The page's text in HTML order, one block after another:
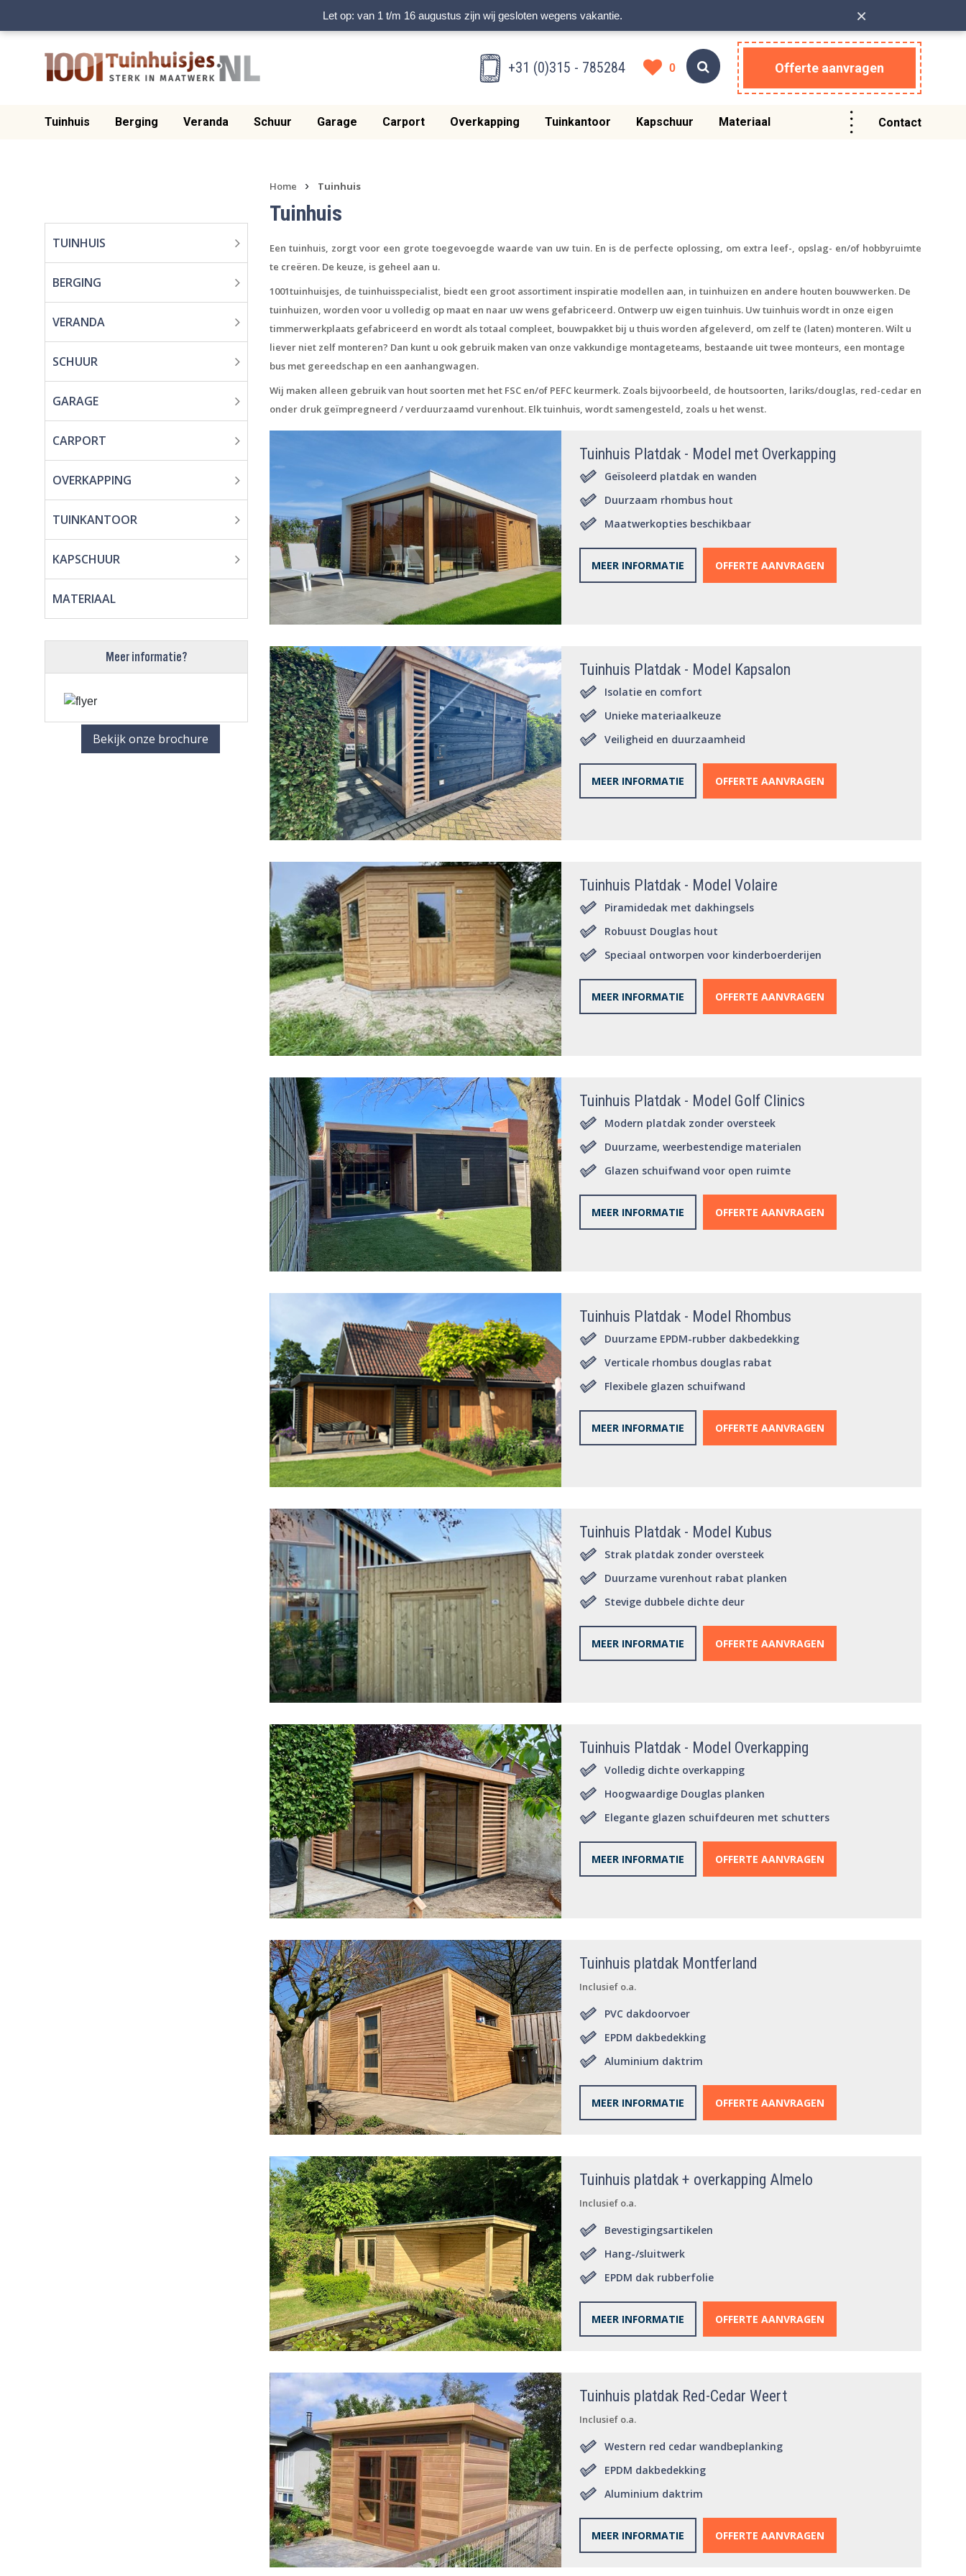
Let op: van 1 t/m 16 augustus zijn wij gesloten wegens vakantie. ×
+31 (0)315 - 785284 0 Offerte aanvragen
Tuinhuis Berging Veranda Schuur Garage Carport Overkapping Tuinkantoor Kapschuur Materiaal Contact
TUINHUIS
BERGING
VERANDA
SCHUUR
GARAGE
CARPORT
OVERKAPPING
TUINKANTOOR
KAPSCHUUR
MATERIAAL
Meer informatie?
Bekijk onze brochure
Home › Tuinhuis
Tuinhuis
Een tuinhuis, zorgt voor een grote toegevoegde waarde van uw tuin. En is de perfecte oplossing, om extra leef-, opslag- en/of hobbyruimte
te creëren.De keuze, is geheel aan u.
1001tuinhuisjes, de tuinhuisspecialist, biedt een groot assortiment inspiratie modellen aan, in tuinhuizen en andere houten bouwwerken. De
tuinhuizen, worden voor u volledig op maat en naar uw wens gefabriceerd. Ontwerp uw eigen tuinhuis. Uw tuinhuis wordt in onze eigen
timmerwerkplaats gefabriceerd en wordt als totaal compleet, bouwpakket bij u thuis worden afgeleverd, om zelf te (laten) monteren. Wilt u
liever niet zelf monteren? Dan kunt u ook gebruik maken van onze vakkundige montageteams, bestaande uit twee monteurs, een montage
bus met gereedschap en een aanhangwagen.
Wij maken alleen gebruik van hout soorten met het FSC en/of PEFC keurmerk. Zoals bijvoorbeeld, de houtsoorten, lariks/douglas, red-cedar en
onder druk geïmpregneerd / verduurzaamd vurenhout. Elk tuinhuis, wordt samengesteld, zoals u het wenst.
Tuinhuis Platdak - Model met Overkapping
Geïsoleerd platdak en wanden
Duurzaam rhombus hout
Maatwerkopties beschikbaar
MEER INFORMATIE OFFERTE AANVRAGEN
Tuinhuis Platdak - Model Kapsalon
Isolatie en comfort
Unieke materiaalkeuze
Veiligheid en duurzaamheid
MEER INFORMATIE OFFERTE AANVRAGEN
Tuinhuis Platdak - Model Volaire
Piramidedak met dakhingsels
Robuust Douglas hout
Speciaal ontworpen voor kinderboerderijen
MEER INFORMATIE OFFERTE AANVRAGEN
Tuinhuis Platdak - Model Golf Clinics
Modern platdak zonder oversteek
Duurzame, weerbestendige materialen
Glazen schuifwand voor open ruimte
MEER INFORMATIE OFFERTE AANVRAGEN
Tuinhuis Platdak - Model Rhombus
Duurzame EPDM-rubber dakbedekking
Verticale rhombus douglas rabat
Flexibele glazen schuifwand
MEER INFORMATIE OFFERTE AANVRAGEN
Tuinhuis Platdak - Model Kubus
Strak platdak zonder oversteek
Duurzame vurenhout rabat planken
Stevige dubbele dichte deur
MEER INFORMATIE OFFERTE AANVRAGEN
Tuinhuis Platdak - Model Overkapping
Volledig dichte overkapping
Hoogwaardige Douglas planken
Elegante glazen schuifdeuren met schutters
MEER INFORMATIE OFFERTE AANVRAGEN
Tuinhuis platdak Montferland
Inclusief o.a.
PVC dakdoorvoer
EPDM dakbedekking
Aluminium daktrim
Bevestigings materiaal
MEER INFORMATIE
OFFERTE AANVRAGEN
Tuinhuis platdak + overkapping Almelo
Inclusief o.a.
Bevestigingsartikelen
Hang-/sluitwerk
EPDM dak rubberfolie
MEER INFORMATIE OFFERTE AANVRAGEN
Tuinhuis platdak Red-Cedar Weert
Inclusief o.a.
Western red cedar wandbeplanking
EPDM dakbedekking
Aluminium daktrim
PVC stadsuitloop
Dubbele hardhouten deur
MEER INFORMATIE OFFERTE AANVRAGEN